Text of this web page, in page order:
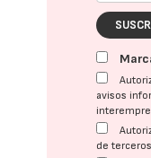
avisos
de